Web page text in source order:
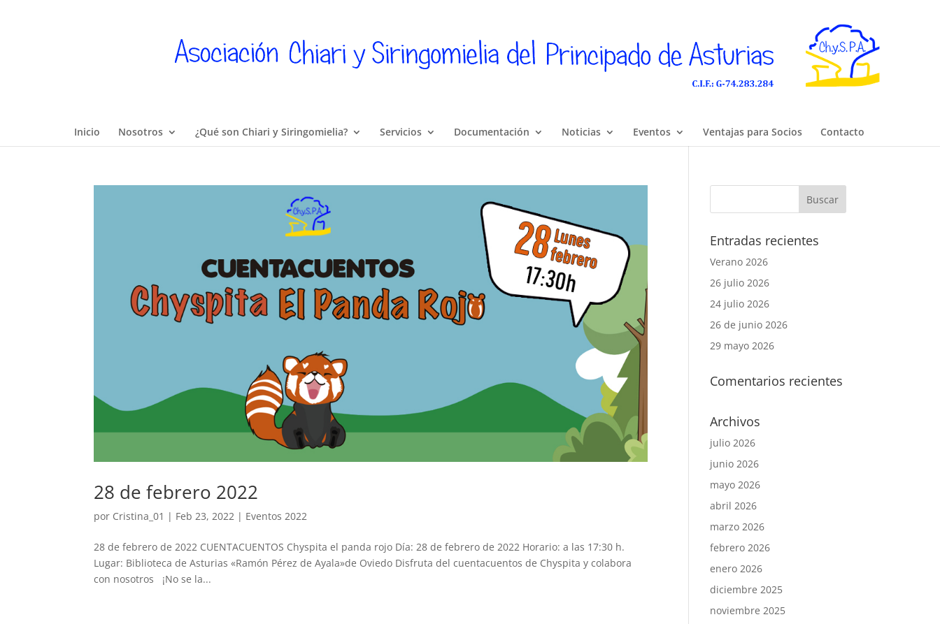
Inicio Nosotros ¿Qué son Chiari y Siringomielia? Servicios Documentación Noticias Eventos Ventajas para Socios Contacto
28 de febrero 2022
por Cristina_01 | Feb 23, 2022 | Eventos 2022
28 de febrero de 2022 CUENTACUENTOS Chyspita el panda rojo Día: 28 de febrero de 2022 Horario: a las 17:30 h.
Lugar: Biblioteca de Asturias «Ramón Pérez de Ayala»de Oviedo Disfruta del cuentacuentos de Chyspita y colabora
con nosotros ¡No se la...
Entradas recientes
Verano 2026
26 julio 2026
24 julio 2026
26 de junio 2026
29 mayo 2026
Comentarios recientes
Archivos
julio 2026
junio 2026
mayo 2026
abril 2026
marzo 2026
febrero 2026
enero 2026
diciembre 2025
noviembre 2025